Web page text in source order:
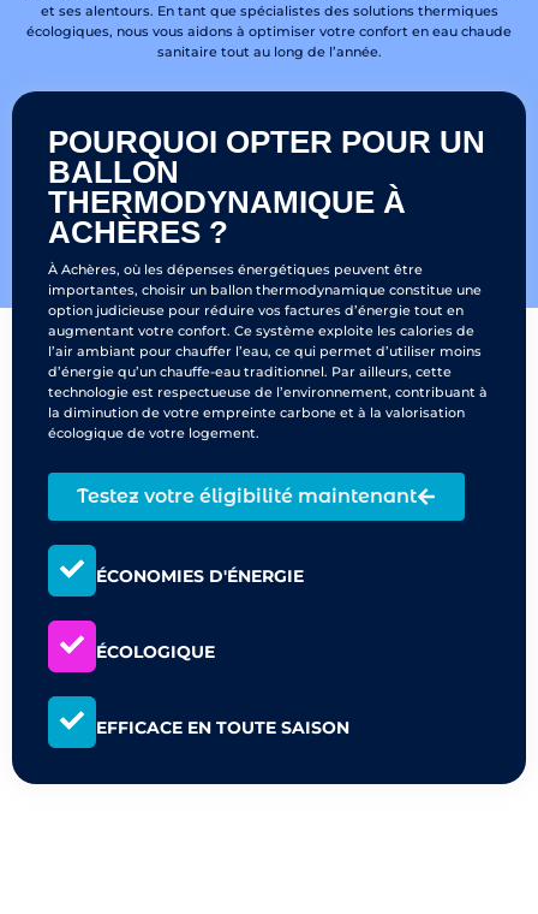
et ses alentours. En tant que spécialistes des solutions thermiques
écologiques, nous vous aidons à optimiser votre confort en eau chaude
sanitaire tout au long de l’année.
POURQUOI OPTER POUR UN
BALLON
THERMODYNAMIQUE À
ACHÈRES ?
À Achères, où les dépenses énergétiques peuvent être
importantes, choisir un ballon thermodynamique constitue une
option judicieuse pour réduire vos factures d’énergie tout en
augmentant votre confort. Ce système exploite les calories de
l’air ambiant pour chauffer l’eau, ce qui permet d’utiliser moins
d’énergie qu’un chauffe-eau traditionnel. Par ailleurs, cette
technologie est respectueuse de l’environnement, contribuant à
la diminution de votre empreinte carbone et à la valorisation
écologique de votre logement.
Testez votre éligibilité maintenant
ÉCONOMIES D'ÉNERGIE
ÉCOLOGIQUE
EFFICACE EN TOUTE SAISON